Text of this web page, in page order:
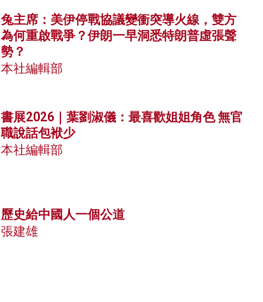
兔主席：美伊停戰協議變衝突導火線，雙方
為何重啟戰爭？伊朗一早洞悉特朗普虛張聲
勢？
本社編輯部
書展2026｜葉劉淑儀：最喜歡姐姐角色 無官
職說話包袱少
本社編輯部
歷史給中國人一個公道
張建雄